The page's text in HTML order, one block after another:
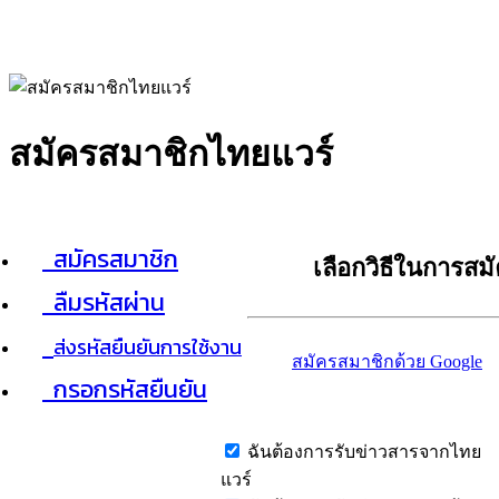
สมัครสมาชิกไทยแวร์
สมัครสมาชิก
ลืมรหัสผ่าน
ส่งรหัสยืนยันการใช้งาน
กรอกรหัสยืนยัน
เลือกวิธีในการส
สมัครสมาชิกด้วย Google
ฉันต้องการรับข่าวสารจากไทย
แวร์